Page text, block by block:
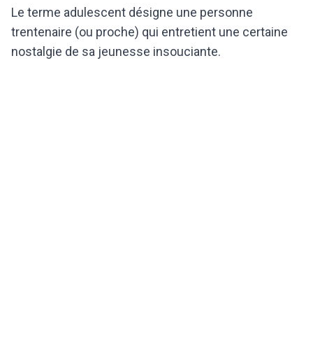
Le terme adulescent désigne une personne
trentenaire (ou proche) qui entretient une certaine
nostalgie de sa jeunesse insouciante.